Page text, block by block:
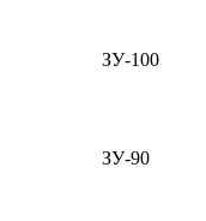
ЗУ-100
ЗУ-90